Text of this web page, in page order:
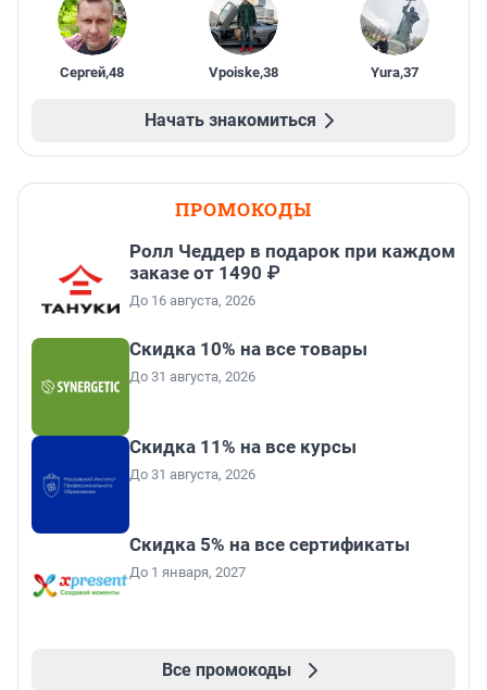
Сергей,48 Vpoiske,38 Yura,37
Начать знакомиться
ПРОМОКОДЫ
Ролл Чеддер в подарок при каждом
заказе от 1490 ₽
До 16 августа, 2026
Скидка 10% на все товары
До 31 августа, 2026
Скидка 11% на все курсы
До 31 августа, 2026
Скидка 5% на все сертификаты
До 1 января, 2027
Все промокоды